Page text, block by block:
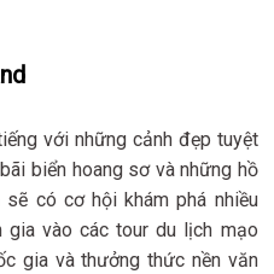
với những cảnh đẹp tuyệt
biển hoang sơ và những hồ
có cơ hội khám phá nhiều
gia vào các tour du lịch mạo
gia và thưởng thức nền văn